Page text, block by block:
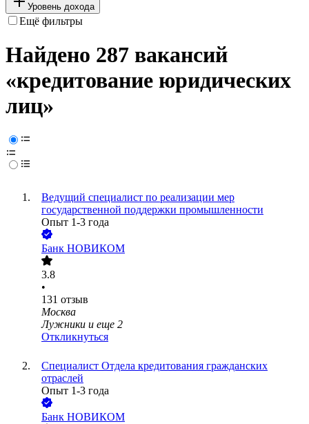
Уровень дохода
Ещё фильтры
Найдено 287 вакансий
«кредитование юридических
лиц»
Ведущий специалист по реализации мер
государственной поддержки промышленности
Опыт 1-3 года
Банк НОВИКОМ
3.8
•
131 отзыв
Москва
Лужники и еще 2
Откликнуться
Специалист Отдела кредитования гражданских
отраслей
Опыт 1-3 года
Банк НОВИКОМ